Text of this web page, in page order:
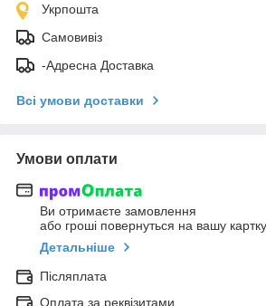
Укрпошта
Самовивіз
-Адресна Доставка
Всі умови доставки
Умови оплати
Ви отримаєте замовлення
або гроші повернуться на вашу картку
Детальніше
Післяплата
Оплата за реквізитами